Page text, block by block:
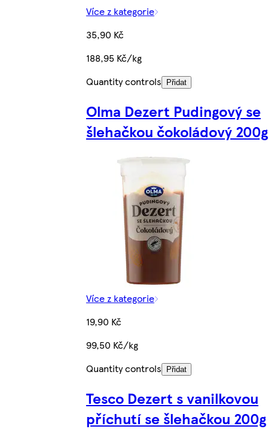
Více z kategorie
35,90 Kč
188,95 Kč/kg
Quantity controls
Přidat
Olma Dezert Pudingový se
šlehačkou čokoládový 200g
Více z kategorie
19,90 Kč
99,50 Kč/kg
Quantity controls
Přidat
Tesco Dezert s vanilkovou
příchutí se šlehačkou 200g